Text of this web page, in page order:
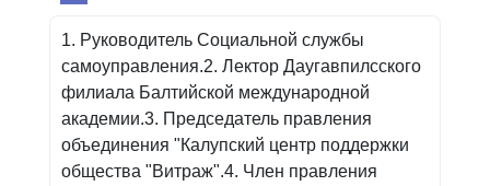
1. Руководитель Социальной службы
самоуправления.2. Лектор Даугавпилсского
филиала Балтийской международной
академии.3. Председатель правления
объединения "Калупский центр поддержки
общества "Витраж".4. Член правления